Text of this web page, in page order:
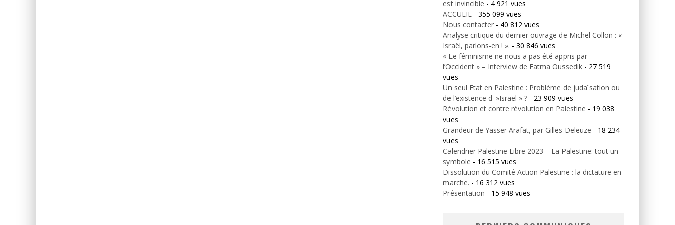
est invincible - 4 921 vues
ACCUEIL - 355 099 vues
Nous contacter - 40 812 vues
Analyse critique du dernier ouvrage de Michel Collon : «
Israël, parlons-en ! ». - 30 846 vues
« Le féminisme ne nous a pas été appris par
l’Occident » – Interview de Fatma Oussedik - 27 519
vues
Un seul Etat en Palestine : Problème de judaïsation ou
de l’existence d' »Israël » ? - 23 909 vues
Révolution et contre révolution en Palestine - 19 038
vues
Grandeur de Yasser Arafat, par Gilles Deleuze - 18 234
vues
Calendrier Palestine Libre 2023 – La Palestine: tout un
symbole - 16 515 vues
Dissolution du Comité Action Palestine : la dictature en
marche. - 16 312 vues
Présentation - 15 948 vues